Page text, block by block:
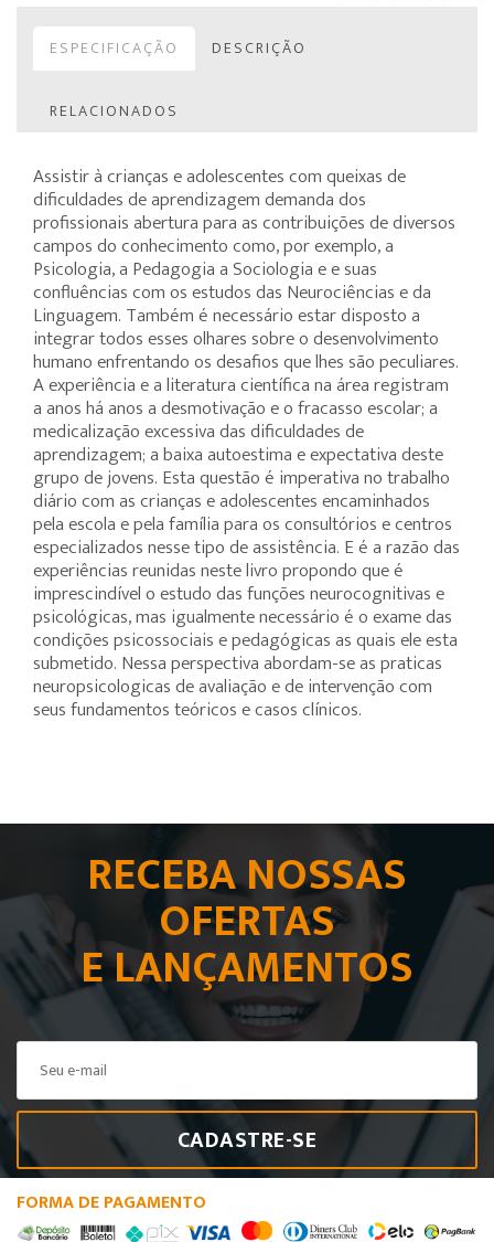
ESPECIFICAÇÃO DESCRIÇÃO
RELACIONADOS
Assistir à crianças e adolescentes com queixas de
dificuldades de aprendizagem demanda dos
profissionais abertura para as contribuições de diversos
campos do conhecimento como, por exemplo, a
Psicologia, a Pedagogia a Sociologia e e suas
confluências com os estudos das Neurociências e da
Linguagem. Também é necessário estar disposto a
integrar todos esses olhares sobre o desenvolvimento
humano enfrentando os desafios que lhes são peculiares.
A experiência e a literatura científica na área registram
a anos há anos a desmotivação e o fracasso escolar; a
medicalização excessiva das dificuldades de
aprendizagem; a baixa autoestima e expectativa deste
grupo de jovens. Esta questão é imperativa no trabalho
diário com as crianças e adolescentes encaminhados
pela escola e pela família para os consultórios e centros
especializados nesse tipo de assistência. E é a razão das
experiências reunidas neste livro propondo que é
imprescindível o estudo das funções neurocognitivas e
psicológicas, mas igualmente necessário é o exame das
condições psicossociais e pedagógicas as quais ele esta
submetido. Nessa perspectiva abordam-se as praticas
neuropsicologicas de avaliação e de intervenção com
seus fundamentos teóricos e casos clínicos.
RECEBA NOSSAS
OFERTAS
E LANÇAMENTOS
CADASTRE-SE
FORMA DE PAGAMENTO